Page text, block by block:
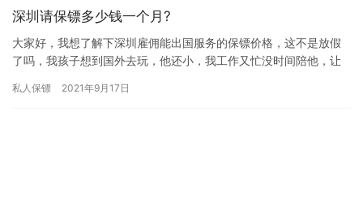
深圳请保镖多少钱一个月?
大家好，我想了解下深圳雇佣能出国服务的保镖价格，这不是放假
了吗，我孩子想到国外去玩，他还小，我工作又忙没时间陪他，让
一起去…
私人保镖 2021年9月17日